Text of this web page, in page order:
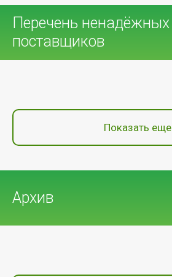
Перечень ненадёжных
поставщиков
Показать еще
Архив